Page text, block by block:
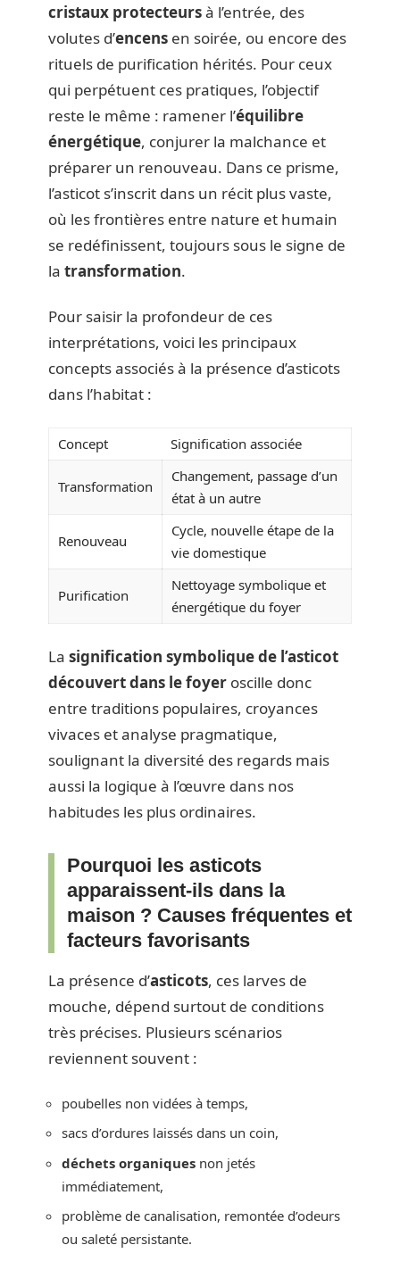
cristaux protecteursà l’entrée, des
volutes d’encens en soirée, ou encore des
rituels de purification hérités. Pour ceux
qui perpétuent ces pratiques, l’objectif
reste le même : ramener l’équilibre
énergétique, conjurer la malchance et
préparer un renouveau. Dans ce prisme,
l’asticot s’inscrit dans un récit plus vaste,
où les frontières entre nature et humain
se redéfinissent, toujours sous le signe de
la transformation.
Pour saisir la profondeur de ces
interprétations, voici les principaux
concepts associés à la présence d’asticots
dans l’habitat :
Concept Signification associée
Transformation
Changement, passage d’un
état à un autre
Renouveau
Cycle, nouvelle étape de la
vie domestique
Purification
Nettoyage symbolique et
énergétique du foyer
La signification symbolique de l’asticot
découvert dans le foyer oscille donc
entre traditions populaires, croyances
vivaces et analyse pragmatique,
soulignant la diversité des regards mais
aussi la logique à l’œuvre dans nos
habitudes les plus ordinaires.
Pourquoi les asticots
apparaissent-ils dans la
maison ? Causes fréquentes et
facteurs favorisants
La présence d’asticots, ces larves de
mouche, dépend surtout de conditions
très précises. Plusieurs scénarios
reviennent souvent :
poubelles non vidées à temps,
sacs d’ordures laissés dans un coin,
déchets organiques non jetés
immédiatement,
problème de canalisation, remontée d’odeurs
ou saleté persistante.